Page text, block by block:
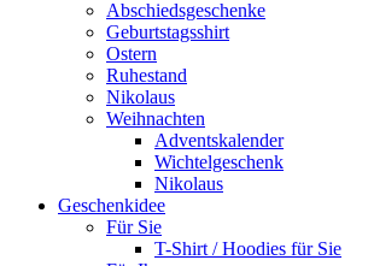
Abschiedsgeschenke
Geburtstagsshirt
Ostern
Ruhestand
Nikolaus
Weihnachten
Adventskalender
Wichtelgeschenk
Nikolaus
Geschenkidee
Für Sie
T-Shirt / Hoodies für Sie